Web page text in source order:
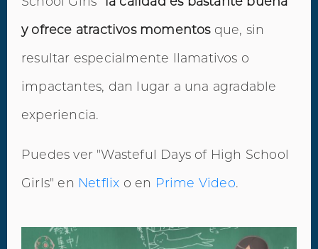
y ofrece atractivos momentosque, sin
resultar especialmente llamativos o
impactantes, dan lugar a una agradable
experiencia.
Puedes ver "Wasteful Days of High School
Girls" en Netflix o en Prime Video.